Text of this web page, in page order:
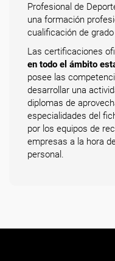
Profesional de
una formación
cualificación de grado
Las certificaciones
en todo el ámbito
posee las
desarrollar una
diplomas de
especialidades del
por los equipos de
empresas a la hora
personal.